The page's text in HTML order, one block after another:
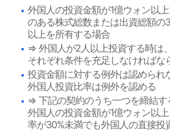
外国人の投資金額が1億ウォン以
のある株式総数または出資総額の
以上を所有する場合
⇒ 外国人が2人以上投資する時は、
それぞれ条件を充足しなければな
投資金額に対する例外は認められ
外国人投資比率は例外を認める
⇒ 下記の契約のうち一つを締結す
外国人の投資金額が1億ウォン以
率が30%未満でも外国人の直接投